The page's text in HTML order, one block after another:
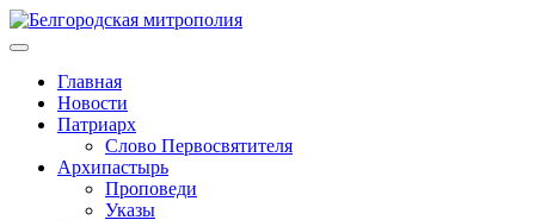
Главная
Новости
Патриарх
Слово Первосвятителя
Архипастырь
Проповеди
Указы